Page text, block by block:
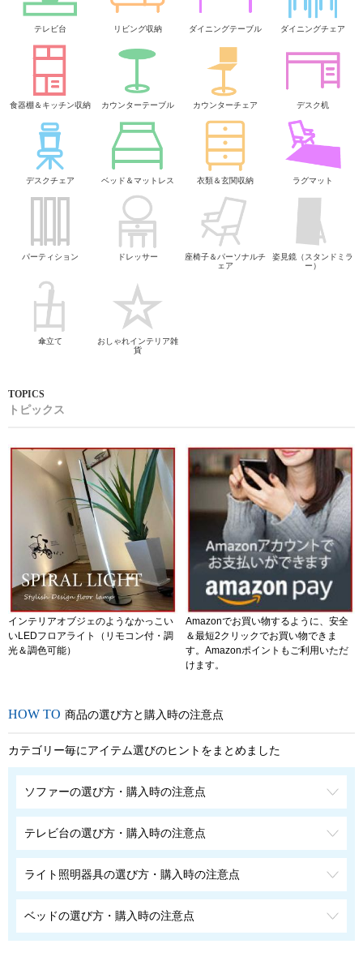
テレビ台 リビング収納 ダイニングテーブル ダイニングチェア
食器棚＆キッチン収納 カウンターテーブル カウンターチェア デスク机
デスクチェア ベッド＆マットレス 衣類＆玄関収納 ラグマット
パーティション ドレッサー
座椅子＆パーソナルチ
ェア
姿見鏡（スタンドミラ
ー）
傘立て
おしゃれインテリア雑
貨
トピックス
インテリアオブジェのようなかっこい
いLEDフロアライト（リモコン付・調
光＆調色可能）
Amazonでお買い物するように、安全
＆最短2クリックでお買い物できま
す。Amazonポイントもご利用いただ
けます。
商品の選び方と購入時の注意点
カテゴリー毎にアイテム選びのヒントをまとめました
ソファーの選び方・購入時の注意点
テレビ台の選び方・購入時の注意点
ライト照明器具の選び方・購入時の注意点
ベッドの選び方・購入時の注意点